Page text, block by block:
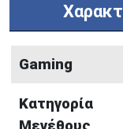
Gaming
Κατηγορία